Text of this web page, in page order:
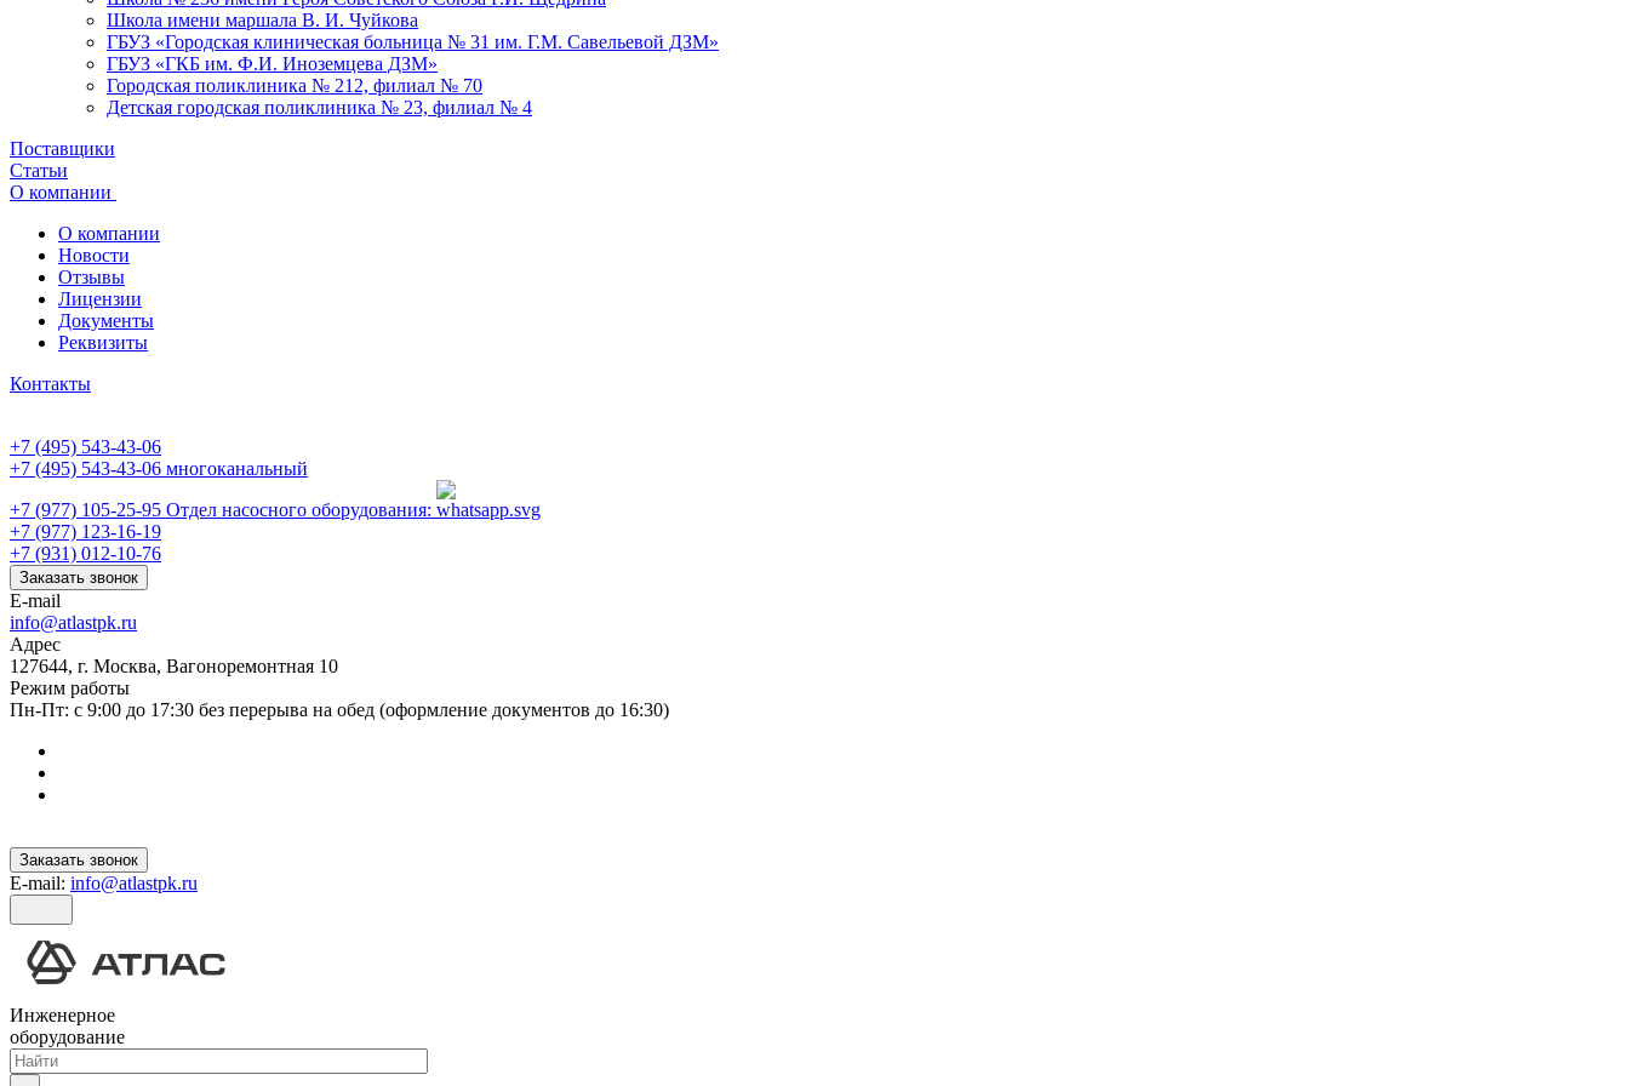
Школа имени маршала В. И. Чуйкова
ГБУЗ «Городская клиническая больница № 31 им. Г.М. Савельевой ДЗМ»
ГБУЗ «ГКБ им. Ф.И. Иноземцева ДЗМ»
Городская поликлиника № 212, филиал № 70
Детская городская поликлиника № 23, филиал № 4
Поставщики
Статьи
О компании
О компании
Новости
Отзывы
Лицензии
Документы
Реквизиты
Контакты
+7 (495) 543-43-06
+7 (495) 543-43-06 многоканальный
+7 (977) 105-25-95 Отдел насосного оборудования:
+7 (977) 123-16-19
+7 (931) 012-10-76
Заказать звонок
E-mail
info@atlastpk.ru
Адрес
127644, г. Москва, Вагоноремонтная 10
Режим работы
Пн-Пт: с 9:00 до 17:30 без перерыва на обед (оформление документов до 16:30)
Заказать звонок
E-mail: info@atlastpk.ru
Инженерное
оборудование